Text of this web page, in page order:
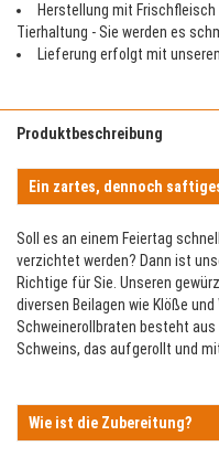
Herstellung mit
Tierhaltung - Sie werden es
Lieferung erfolgt mit
Produktbeschreibung
Ein zartes, dennoch
Soll es an einem Feiertag
verzichtet werden? Dann ist
Richtige für Sie. Unseren
diversen Beilagen wie Klöße
Schweinerollbraten besteht
Schweins, das aufgerollt und
Wie ist die Zubereitung?